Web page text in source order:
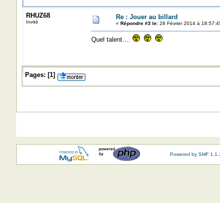
RHUZ68
Invité
Re : Jouer au billard
« Répondre #3 le:28 Février 2014 à
Quel talent….
Pages: [1]
Powered by SMF